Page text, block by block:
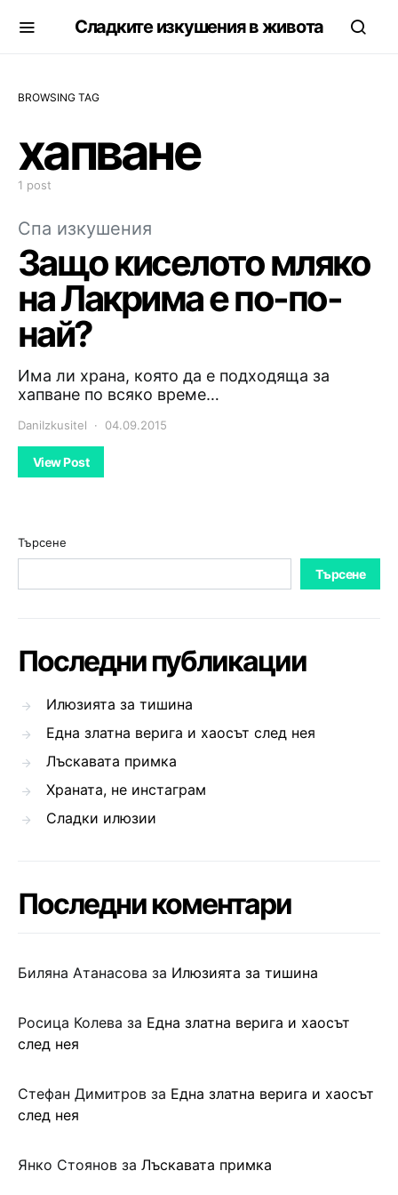
Сладките изкушения в живота
BROWSING TAG
хапване
1 post
Спа изкушения
Защо киселото мляко
на Лакрима е по-по-
най?
Има ли храна, която да е подходяща за
хапване по всяко време…
DaniIzkusitel 04.09.2015
View Post
Търсене
Търсене
Последни публикации
Илюзията за тишина
Една златна верига и хаосът след нея
Лъскавата примка
Храната, не инстаграм
Сладки илюзии
Последни коментари
Биляна Атанасова за Илюзията за тишина
Росица Колева за Една златна верига и хаосът
след нея
Стефан Димитров за Една златна верига и хаосът
след нея
Янко Стоянов за Лъскавата примка